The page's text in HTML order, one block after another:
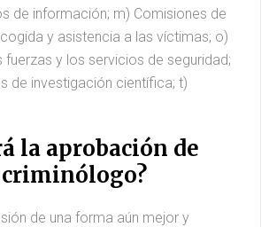
de información; m) Comisiones de
y asistencia a las víctimas; o)
y los servicios de seguridad;
de investigación científica; t)
la aprobación de
criminólogo?
de una forma aún mejor y